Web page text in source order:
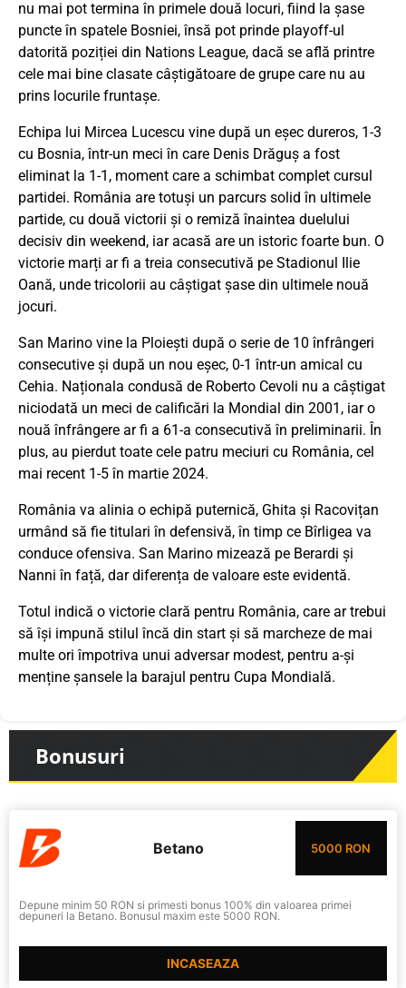
nu mai pot termina în primele două locuri, fiind la șase
puncte în spatele Bosniei, însă pot prinde playoff-ul
datorită poziției din Nations League, dacă se află printre
cele mai bine clasate câștigătoare de grupe care nu au
prins locurile fruntașe.
Echipa lui Mircea Lucescu vine după un eșec dureros, 1-3
cu Bosnia, într-un meci în care Denis Drăguș a fost
eliminat la 1-1, moment care a schimbat complet cursul
partidei. România are totuși un parcurs solid în ultimele
partide, cu două victorii și o remiză înaintea duelului
decisiv din weekend, iar acasă are un istoric foarte bun. O
victorie marți ar fi a treia consecutivă pe Stadionul Ilie
Oană, unde tricolorii au câștigat șase din ultimele nouă
jocuri.
San Marino vine la Ploiești după o serie de 10 înfrângeri
consecutive și după un nou eșec, 0-1 într-un amical cu
Cehia. Naționala condusă de Roberto Cevoli nu a câștigat
niciodată un meci de calificări la Mondial din 2001, iar o
nouă înfrângere ar fi a 61-a consecutivă în preliminarii. În
plus, au pierdut toate cele patru meciuri cu România, cel
mai recent 1-5 în martie 2024.
România va alinia o echipă puternică, Ghita și Racovițan
urmând să fie titulari în defensivă, în timp ce Bîrligea va
conduce ofensiva. San Marino mizează pe Berardi și
Nanni în față, dar diferența de valoare este evidentă.
Totul indică o victorie clară pentru România, care ar trebui
să își impună stilul încă din start și să marcheze de mai
multe ori împotriva unui adversar modest, pentru a-și
menține șansele la barajul pentru Cupa Mondială.
Bonusuri
Betano 5000 RON
Depune minim 50 RON si primesti bonus 100% din valoarea primei
depuneri la Betano. Bonusul maxim este 5000 RON.
INCASEAZA